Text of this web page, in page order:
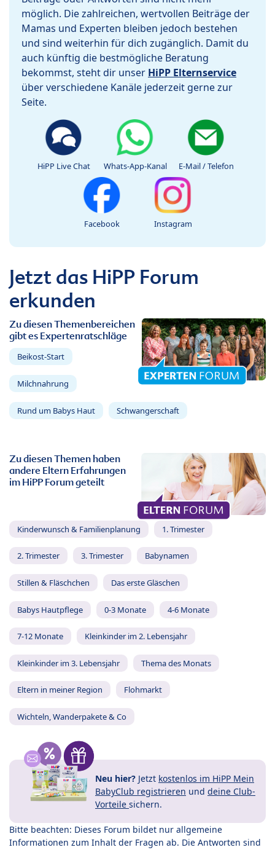
möglich. Die zahlreichen, wertvollen Beiträge der
Mamas und Experten bleiben jedoch bestehen
und sind weiterhin für dich zugänglich. Damit du
auch künftig die bestmögliche Beratung
bekommst, steht dir unser HiPP Elternservice
über verschiedene Kanäle jederzeit gerne zur
Seite.
HiPP Live Chat Whats-App-Kanal E-Mail / Telefon
Facebook Instagram
Jetzt das HiPP Forum
erkunden
Zu diesen Themenbereichen
gibt es Expertenratschläge
Beikost-Start
Milchnahrung
Rund um Babys Haut Schwangerschaft
Zu diesen Themen haben
andere Eltern Erfahrungen
im HiPP Forum geteilt
Kinderwunsch & Familienplanung 1. Trimester
2. Trimester 3. Trimester Babynamen
Stillen & Fläschchen Das erste Gläschen
Babys Hautpflege 0-3 Monate 4-6 Monate
7-12 Monate Kleinkinder im 2. Lebensjahr
Kleinkinder im 3. Lebensjahr Thema des Monats
Eltern in meiner Region Flohmarkt
Wichteln, Wanderpakete & Co
Neu hier? Jetzt kostenlos im HiPP Mein
BabyClub registrieren und deine Club-
Vorteile sichern.
Bitte beachten: Dieses Forum bildet nur allgemeine
Informationen zum Inhalt der Fragen ab. Die Antworten sind